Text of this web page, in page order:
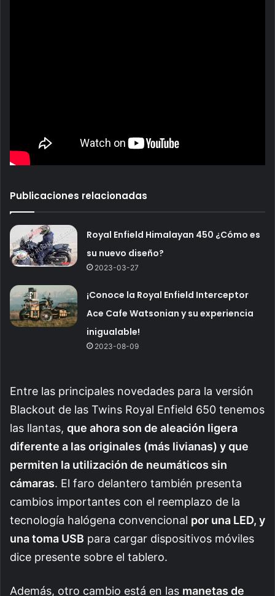
Publicaciones relacionadas
Royal Enfield Himalayan 450 ¿Cómo es
su nuevo diseño?
2023-03-27
¡Conoce la Royal Enfield Interceptor
Ace Cafe Watsonian y su experiencia
inigualable!
2023-08-09
Entre las principales novedades para la versión
Blackout de las Twins Royal Enfield 650 tenemos
las llantas, que ahora son de aleación ligera
diferente a las originales (más livianas) y que
permiten la utilización de neumáticos sin
cámaras. El faro delantero también presenta
cambios importantes con el reemplazo de la
tecnología halógena convencional por una LED, y
una toma USB para cargar dispositivos móviles
dice presente sobre el tablero.
Además, otro cambio está en las manetas de